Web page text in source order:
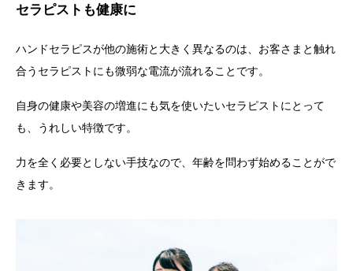
セラピストも健康に
ハンドセラピスが他の施術と大きく異なるのは、お客さまと触れ
合うセラピストにも微弱な電流が流れることです。
自身の健康や美容の増進にも気を使いたいセラピストにとって
も、うれしい特徴です。
力を全く必要としない手技なので、年齢を問わず始めることがで
きます。